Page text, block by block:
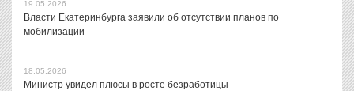
19.05.2026
Власти Екатеринбурга заявили об отсутствии планов по
мобилизации
18.05.2026
Министр увидел плюсы в росте безработицы